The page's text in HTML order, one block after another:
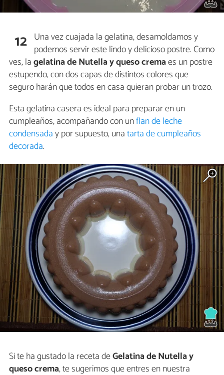
12 Una vez cuajada la gelatina, desamoldamos y
podemos servir este lindo y delicioso postre. Como
ves, lagelatina de Nutella y queso cremaes un postre
estupendo, con dos capas de distintos colores que
seguro harán que todos en casa quieran probar un trozo.
Esta gelatina casera es ideal para preparar en un
cumpleaños, acompañando con unflan de leche
condensaday por supuesto, unatarta de cumpleaños
decorada.
Si te ha gustado la receta deGelatina de Nutella y
queso crema, te sugerimos que entres en nuestra